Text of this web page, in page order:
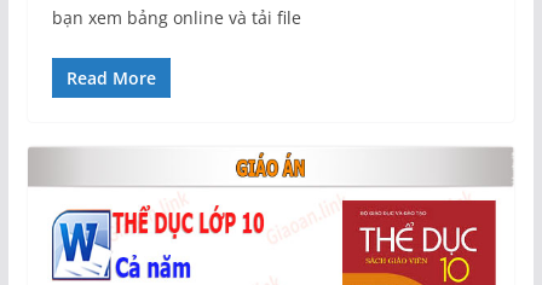
bạn xem bảng online và tải file
Read More